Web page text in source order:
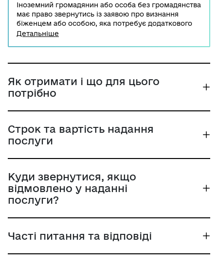
Іноземний громадянин або особа без громадянства
має право звернутись із заявою про визнання
біженцем або особою, яка потребує додаткового
захисту, до територіального органу Державної
Детальніше
Як отримати і що для цього
потрібно
Строк та вартість надання
послуги
Куди звернутися, якщо
відмовлено у наданні
послуги?
Часті питання та відповіді